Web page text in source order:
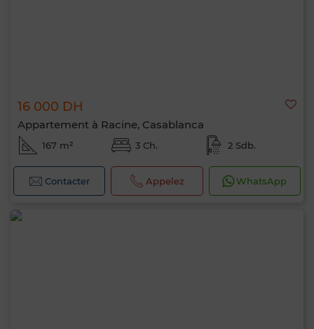
16 000 DH
Appartement à Racine, Casablanca
167 m² 3 Ch. 2 Sdb.
Contacter Appelez WhatsApp